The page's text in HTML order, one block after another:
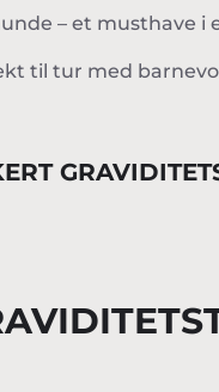
– et musthave
til tur med